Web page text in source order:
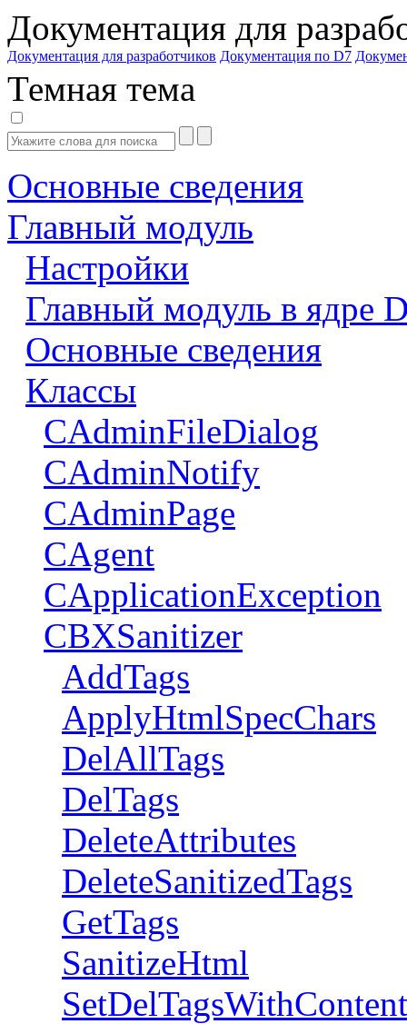
Документация для
Документация для разработчиков Документация по D7
Темная тема
Основные сведения
Главный модуль
Настройки
Главный модуль в ядре
Основные сведения
Классы
CAdminFileDialog
CAdminNotify
CAdminPage
CAgent
CApplicationException
CBXSanitizer
AddTags
ApplyHtmlSpecChars
DelAllTags
DelTags
DeleteAttributes
DeleteSanitizedTags
GetTags
SanitizeHtml
SetDelTagsWithContent